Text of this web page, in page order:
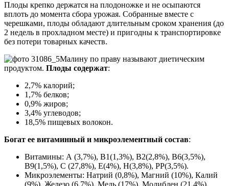
Плоды крепко держатся на плодоножке и не осыпаются
вплоть до момента сбора урожая. Собранные вместе с
черешками, плоды обладают длительным сроком хранения (до
2 недель в прохладном месте) и пригодны к транспортировке
без потери товарных качеств.
Малину по праву называют диетическим
продуктом. Плоды содержат:
2,7% калорий;
1,7% белков;
0,9% жиров;
3,4% углеводов;
18,5% пищевых волокон.
Богат ее витаминный и микроэлементный состав:
Витамины: А (3,7%), В1(1,3%), В2(2,8%), В6(3,5%),
В9(1,5%), С (27,8%), Е(4%), Н(3,8%), РР(3,5%).
Микроэлементы: Натрий (0,8%), Магний (10%), Калий
(9%), Железо (6,7%), Медь (17%), Молибден (21,4%).